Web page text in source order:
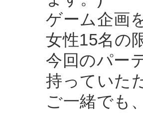
ゲーム企画
女性15名の
今回のパー
持っていた
ご一緒でも